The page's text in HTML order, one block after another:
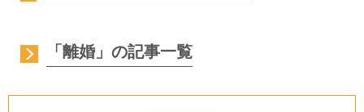
「離婚」の記事一覧